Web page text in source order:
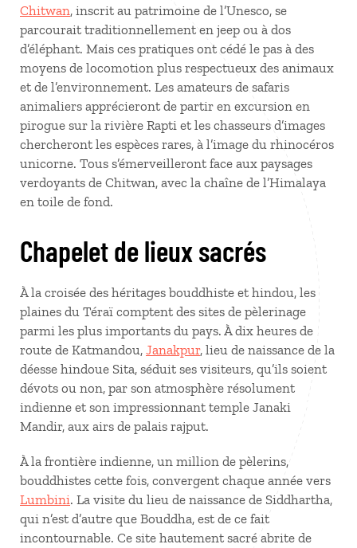
Chitwan, inscrit au patrimoine de l’Unesco, se
parcourait traditionnellement en jeep ou à dos
d’éléphant. Mais ces pratiques ont cédé le pas à des
moyens de locomotion plus respectueux des animaux
et de l’environnement. Les amateurs de safaris
animaliers apprécieront de partir en excursion en
pirogue sur la rivière Rapti et les chasseurs d’images
chercheront les espèces rares, à l’image du rhinocéros
unicorne. Tous s’émerveilleront face aux paysages
verdoyants de Chitwan, avec la chaîne de l’Himalaya
en toile de fond.
Chapelet de lieux sacrés
À la croisée des héritages bouddhiste et hindou, les
plaines du Téraï comptent des sites de pèlerinage
parmi les plus importants du pays. À dix heures de
route de Katmandou, Janakpur, lieu de naissance de la
déesse hindoue Sita, séduit ses visiteurs, qu’ils soient
dévots ou non, par son atmosphère résolument
indienne et son impressionnant temple Janaki
Mandir, aux airs de palais rajput.
À la frontière indienne, un million de pèlerins,
bouddhistes cette fois, convergent chaque année vers
Lumbini. La visite du lieu de naissance de Siddhartha,
qui n’est d’autre que Bouddha, est de ce fait
incontournable. Ce site hautement sacré abrite de